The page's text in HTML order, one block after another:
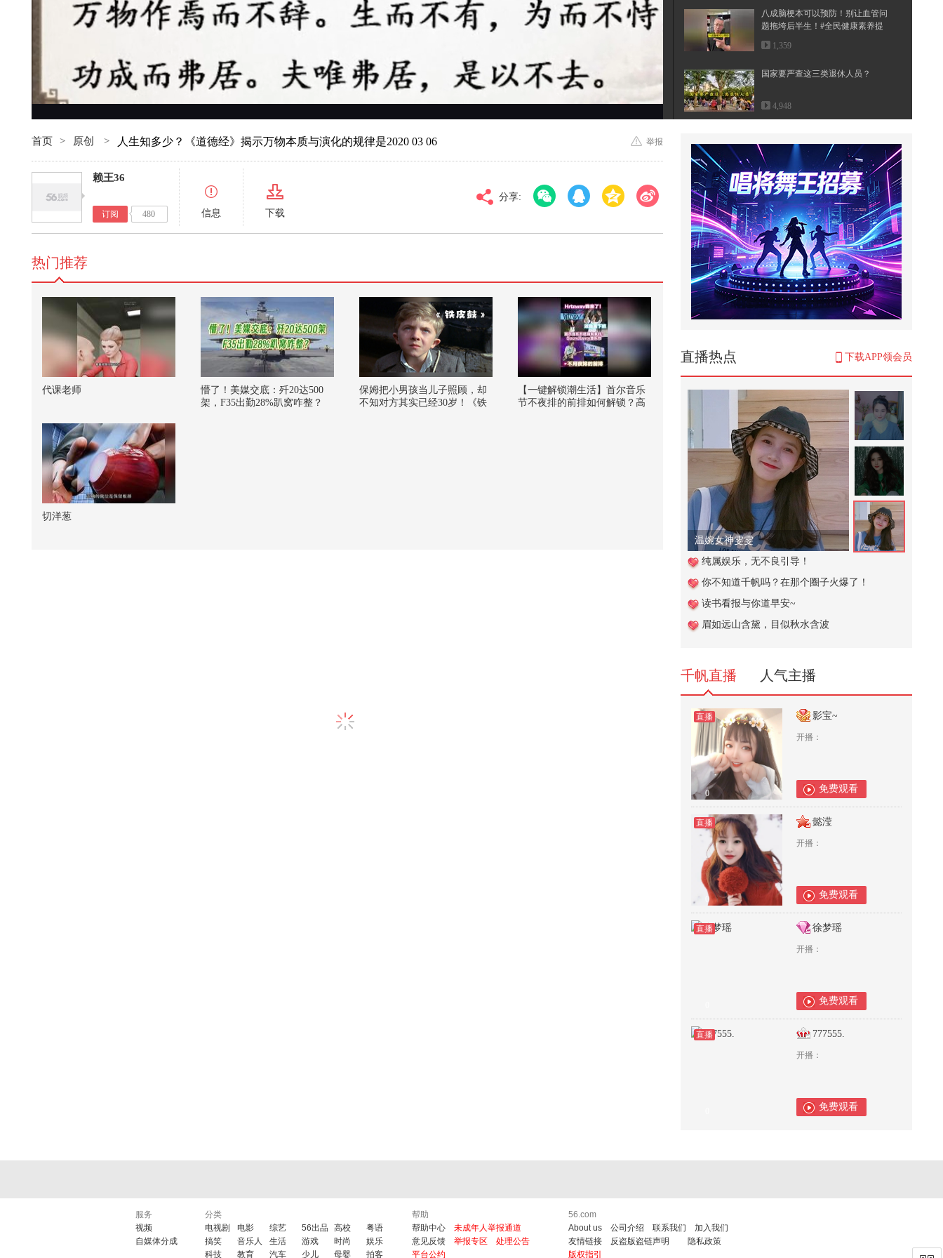
高清
对比度 100
八成脑梗本可以预防！别让血管问
题拖垮后半生！#全民健康素养提
升 ...
1,359
国家要严查这三类退休人员？
4,948
安全感是内心长出的盔甲，一本让
生...
484
我不懂爱情的时候，就听《我爱
你》#我的音乐处方 @张朝阳 @音
乐狐...
542
加装钢条切割木头加工出木板
931
有桂
怪小逗来大成家坐客，满墙的玩具
最喜欢伦堡沙，做汪汪汉堡招待
6,478
4多国扎堆免签都没用，中国游客
不爱出国了，背后是文化自信
879
国营饭店之三生@80后小芳 @小狐
@张朝阳 @搞笑狐
638
妈妈粗心大意给萌娃拿错了雨伞结
3,915
贵阳深巷里的重庆老火锅。#好好
吃饭大赛 @搜狐美食家
首页 > 原创 > 人生知多少？《道德经》揭示万物本质与演化的规律是2020 03 06 举报
赖王36
订阅 480 信息 下载
分享:
直播热点 下载APP领会员
温婉女神雯雯
纯属娱乐，无不良引导！
你不知道千帆吗？在那个圈子火爆了！
读书看报与你道早安~
眉如远山含黛，目似秋水含波
千帆直播 人气主播
直播
0
影宝~
开播：
免费观看
直播
0
懿滢
开播：
免费观看
直播 徐梦瑶
开播：
免费观看
直播 777555.
开播：
免费观看
热门推荐
代课老师
懵了！美媒交底：歼20达500
架，F35出勤28%趴窝咋整？
保姆把小男孩当儿子照顾，却
不知对方其实已经30岁！《铁
【一键解锁潮生活】首尔音乐
节不夜排的前排如何解锁？高
切洋葱
服务
视频
自媒体分成
分类
电视剧
电影 综艺 56出品 高校
粤语
搞笑
音乐人 生活 游戏 时尚
娱乐
科技
教育 汽车 少儿 母婴 拍客
帮助
帮助中心
未成年人举报通道
意见反馈
举报专区
处理公告
平台公约
56.com
About us
公司介绍 联系我们
加入我们
友情链接
反盗版盗链声明
隐私政策
版权指引